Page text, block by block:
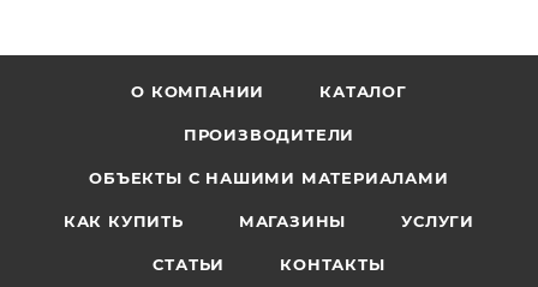
О КОМПАНИИ КАТАЛОГ
ПРОИЗВОДИТЕЛИ
ОБЪЕКТЫ С НАШИМИ МАТЕРИАЛАМИ
КАК КУПИТЬ МАГАЗИНЫ УСЛУГИ
СТАТЬИ КОНТАКТЫ